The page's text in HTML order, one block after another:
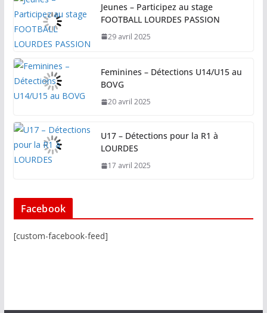
Jeunes – Participez au stage
FOOTBALL LOURDES PASSION
29 avril 2025
Feminines – Détections U14/U15 au
BOVG
20 avril 2025
U17 – Détections pour la R1 à
LOURDES
17 avril 2025
Facebook
[custom-facebook-feed]